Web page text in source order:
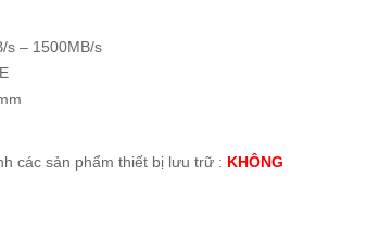
s – 1500MB/s
các sản phẩm thiết bị lưu trữ : KHÔNG